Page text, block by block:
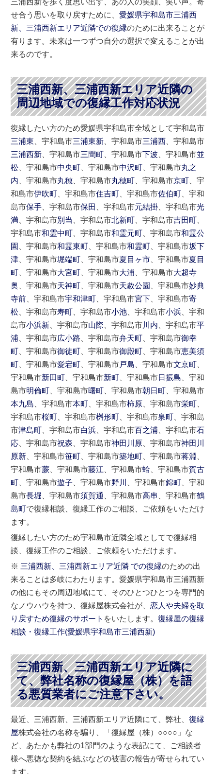
三浦西新を歩く度思い出す、あの人の笑顔、笑い声。寄
せ合う思いを取り戻すために、愛媛県宇和島市三浦西
新、三浦西新エリア近隣での復縁のために出来ることが
有ります。未来は一つずつ自分の選択で変えることが出
来るのです。
三浦西新、三浦西新エリア近隣の
周辺地域での復縁工作対応状況
復縁したい方のため愛媛県宇和島市全域として宇和島市
三浦東 、宇和島市三浦東新 、宇和島市三浦西 、宇和島市
三浦西新 、宇和島市三間町 、宇和島市下波 、宇和島市並
松 、宇和島市中央町 、宇和島市中沢町 、宇和島市丸之
内 、宇和島市丸穂 、宇和島市丸穂町 、宇和島市京町 、宇
和島市伊吹町 、宇和島市住吉町 、宇和島市佐伯町 、宇和
島市保手 、宇和島市保田 、宇和島市元結掛 、宇和島市光
満 、宇和島市別当 、宇和島市北新町 、宇和島市吉田町
宇和島市和霊中町 、宇和島市和霊元町 、宇和島市和霊公
園
、宇和島市和霊東町 、宇和島市和霊町 、宇和島市坂下
津 、宇和島市堀端町 、宇和島市夏目ヶ市 、宇和島市夏目
町 、宇和島市大宮町 、宇和島市大浦 、宇和島市大超寺
奥 、宇和島市天神町 、宇和島市天赦公園 、宇和島市妙典
寺前 、宇和島市宇和津町 、宇和島市宮下 、宇和島市寄
松 、宇和島市寿町 、宇和島市小池 、宇和島市小浜 、宇和
島市小浜新 、宇和島市山際 、宇和島市川内 、宇和島市平
浦 、宇和島市広小路 、宇和島市弁天町 、宇和島市御幸
町 、宇和島市御徒町 、宇和島市御殿町 、宇和島市恵美須
町 、宇和島市愛宕町 、宇和島市戸島 、宇和島市文京町
宇和島市新田町 、宇和島市新町 、宇和島市日振島 、宇和
島市明倫町 、宇和島市曙町 、宇和島市朝日町 、宇和島市
本九島 、宇和島市本町 、宇和島市柿原 、宇和島市栄町
宇和島市桜町 、宇和島市桝形町 、宇和島市泉町 、宇和島
市津島町 、宇和島市白浜 、宇和島市百之浦 、宇和島市石
応 、宇和島市祝森 、宇和島市神田川原 、宇和島市神田川
原新 、宇和島市笹町 、宇和島市築地町 、宇和島市蒋淵
宇和島市蕨 、宇和島市藤江 、宇和島市蛤 、宇和島市賀古
町 、宇和島市遊子 、宇和島市野川 、宇和島市錦町 、宇和
島市長堀 、宇和島市須賀通 、宇和島市高串 、宇和島市鶴
島町で復縁相談、復縁工作のご相談、ご依頼をいただけ
ます。
復縁したい方のため宇和島市近隣全域としてで復縁相
談、復縁工作のご相談、ご依頼をいただけます。
※ 三浦西新、三浦西新エリア近隣 での復縁のための出
来ることは多岐にわたります。愛媛県宇和島市三浦西新
の他にもその周辺地域にて、そのひとつひとつを専門的
なノウハウを持つ、復縁屋株式会社が、恋人や夫婦を取
り戻すため復縁のサポート をいたします。復縁屋の復縁
相談・復縁工作(愛媛県宇和島市三浦西新)
三浦西新、三浦西新エリア近隣に
て、弊社名称の復縁屋（株）を語
る悪質業者にご注意下さい。
最近、三浦西新、三浦西新エリア近隣にて、弊社、復縁
屋株式会社の名称を騙り、「復縁屋（株）○○○○」な
ど、あたかも弊社の1部門のような表記にて、ご相談者
様へ悪徳な契約を結ぶなどの被害の報告が寄せられてい
ます。